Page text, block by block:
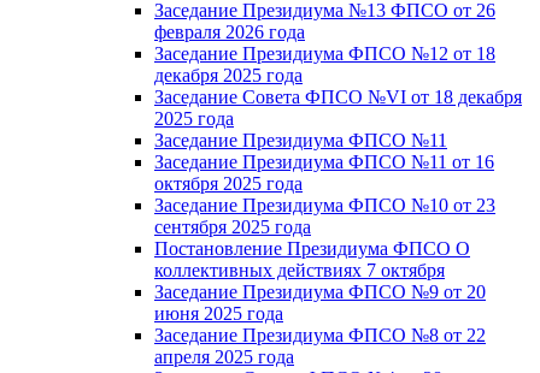
Заседание Президиума №13 ФПСО от 26
февраля 2026 года
Заседание Президиума ФПСО №12 от 18
декабря 2025 года
Заседание Совета ФПСО №VI от 18 декабря
2025 года
Заседание Президиума ФПСО №11
Заседание Президиума ФПСО №11 от 16
октября 2025 года
Заседание Президиума ФПСО №10 от 23
сентября 2025 года
Постановление Президиума ФПСО О
коллективных действиях 7 октября
Заседание Президиума ФПСО №9 от 20
июня 2025 года
Заседание Президиума ФПСО №8 от 22
апреля 2025 года